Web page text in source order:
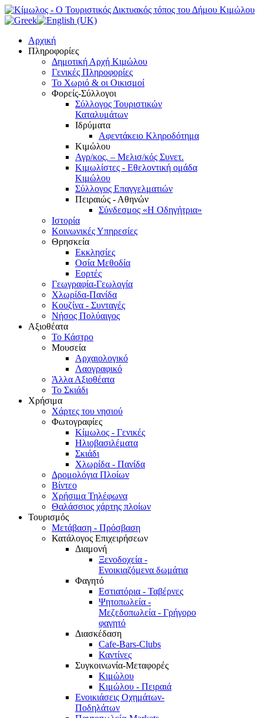
Αρχική
Πληροφορίες
Δημοτική Αρχή Κιμώλου
Γενικές Πληροφορίες
Το Xωριό & οι Οικισμοί
Φορείς-Σύλλογοι
Σύλλογος Τουριστικών
Καταλυμάτων
Ιδρύματα
Αφεντάκειο Κληροδότημα
Κιμώλου
Αγρ/κος. – Μελισ/κός Συνετ.
Κιμωλίστες - Εθελοντική ομάδα
Κιμώλου
Σύλλογος Επαγγελματιών
Πειραιώς - Αθηνών
Σύνδεσμος «Η Οδηγήτρια»
Ιστορία
Κοινωνικές Υπηρεσίες
Θρησκεία
Εκκλησίες
Οσία Μεθοδία
Εορτές
Γεωγραφία-Γεωλογία
Χλωρίδα-Πανίδα
Κουζίνα - Συνταγές
Νήσος Πολύαιγος
Αξιοθέατα
Το Κάστρο
Μουσεία
Αρχαιολογικό
Λαογραφικό
Άλλα Αξιοθέατα
Το Σκιάδι
Χρήσιμα
Χάρτες του νησιού
Φωτογραφίες
Κίμωλος - Γενικές
Ηλιοβασιλέματα
Σκιάδι
Χλωρίδα - Πανίδα
Δρομολόγια Πλοίων
Βίντεο
Χρήσιμα Τηλέφωνα
Θαλάσσιος χάρτης πλοίων
Τουρισμός
Μετάβαση - Πρόσβαση
Κατάλογος Επιχειρήσεων
Διαμονή
Ξενοδοχεία -
Ενοικιαζόμενα δωμάτια
Φαγητό
Εστιατόρια - Ταβέρνες
Ψητοπωλεία -
Μεζεδοπωλεία - Γρήγορο
φαγητό
Διασκέδαση
Cafe-Bars-Clubs
Καντίνες
Συγκοινωνία-Μεταφορές
Κιμώλου
Κιμώλου - Πειραιά
Ενοικιάσεις Οχημάτων-
Ποδηλάτων